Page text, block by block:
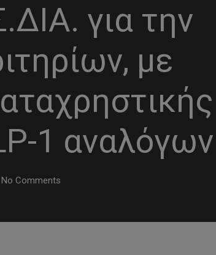
για την
με
1 αναλόγων
No Comments